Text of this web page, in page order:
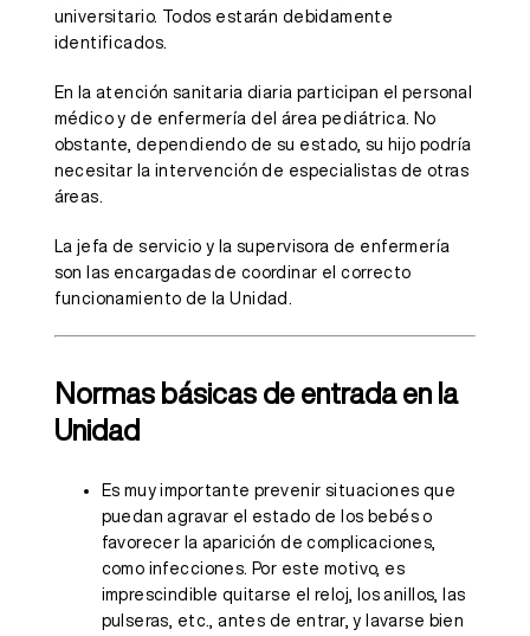
universitario. Todos estarán debidamente
identificados.
En la atención sanitaria diaria participan el personal
médico y de enfermería del área pediátrica. No
obstante, dependiendo de su estado, su hijo podría
necesitar la intervención de especialistas de otras
áreas.
La jefa de servicio y la supervisora de enfermería
son las encargadas de coordinar el correcto
funcionamiento de la Unidad.
Normas básicas de entrada en la
Unidad
Es muy importante prevenir situaciones que
puedan agravar el estado de los bebés o
favorecer la aparición de complicaciones,
como infecciones. Por este motivo, es
imprescindible quitarse el reloj, los anillos, las
pulseras, etc., antes de entrar, y lavarse bien